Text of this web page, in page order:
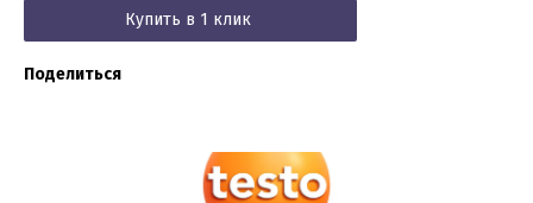
Купить в 1 клик
Поделиться